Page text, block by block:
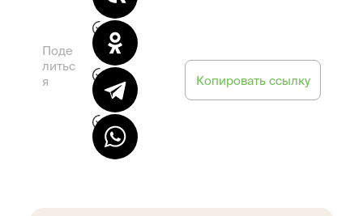
Поде
литьс
я
Копировать ссылку